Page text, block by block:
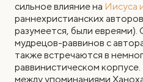
сильное влияние на Иисуса
раннехристианских
разумеется, были
мудрецов-раввинов с
также встречаются в
раввинистическом корпусе.
между упоминаниями